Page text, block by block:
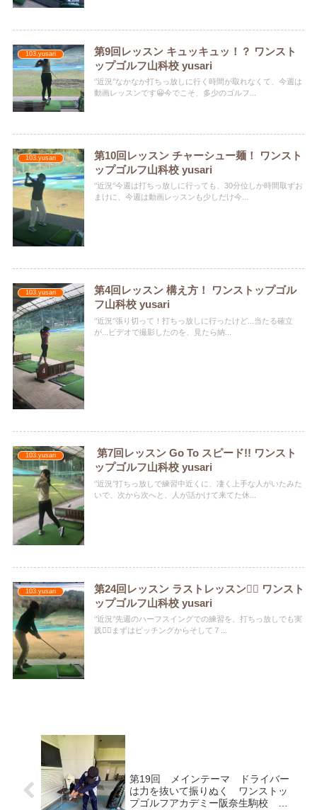
103.yusari
第9回レッスン キュッキュッ！？️ ワンスト
ップゴルフ山科校 yusari
‘’近況‘’なかなか打ちっ放しに行く時間が取れなくて、今週は
動画レッスンです😀今でこそ、多少のゴルフ...
103.yusari
第10回レッスン チャーシュー麺！ ワンスト
ップゴルフ山科校 yusari
‘’近況‘’今週は打ちっ放しに行っても、30分位しか時間取ずお
まけに、今週は動画レッスンも少しだけ今...
103.yusari
第4回レッスン 構え方！ ワンストップゴル
フ山科校 yusari
‘’近況‘’張り切って！打ちっ放しに行ったけど...当たる確立
が...ビデオで撮影したのを、見たら納...
103.yusari
第7回レッスン Go To スピード!! ワンスト
ップゴルフ山科校 yusari
‘’近況‘’打ちっ放しで練習中近くに、凄く上手な人がいたみた
いで、次から次へと、人が話かけて来てた休...
103.yusari
第24回レッスン ラストレッスン🏌️‍♀️ ワンスト
ップゴルフ山科校 yusari
‘’近況‘’先週のハーフスイングでの練習を、打ちっ放しでも実
践🏌️‍♀️まずはピッチングからそして７...
第19回 メインテーマ ドライバー
は力を抜いて振りぬく ワンストッ
プゴルフアカデミー阪奈生駒校 ひ